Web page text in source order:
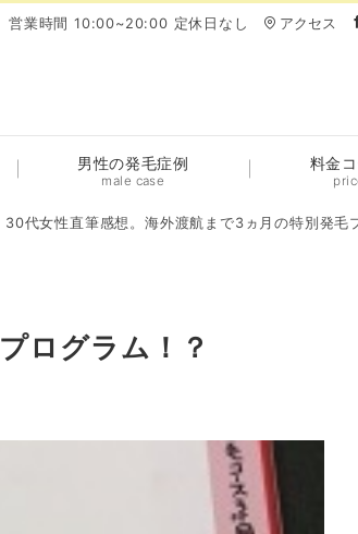
営業時間 10:00~20:00 定休日なし アクセス
男性の発毛症例
male case
料金
30代女性直筆感想。海外渡航まで3ヵ月の特別発毛プロ
ログラム！？